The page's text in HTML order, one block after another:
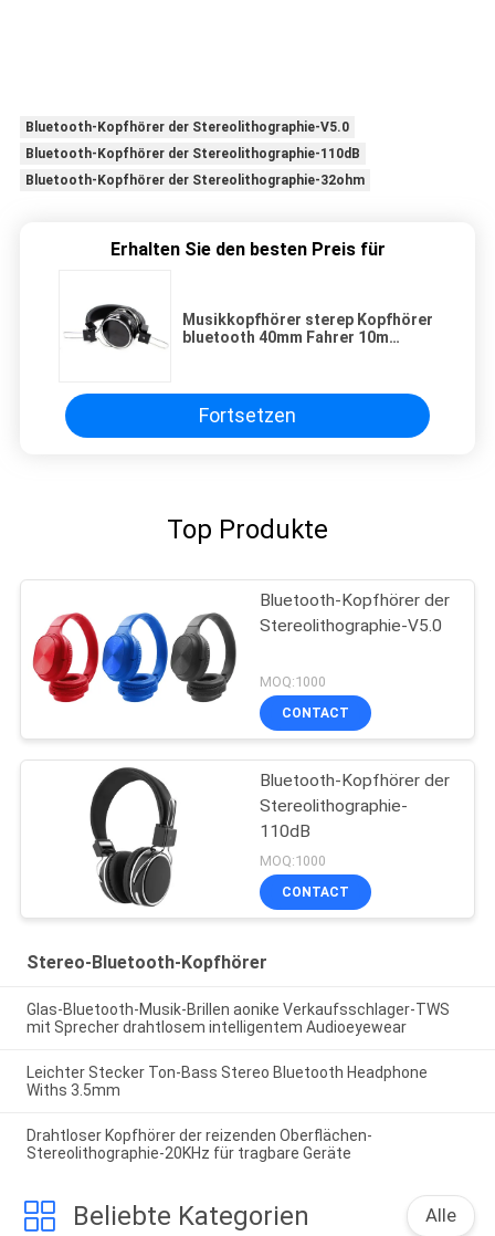
Bluetooth-Kopfhörer der Stereolithographie-V5.0
Bluetooth-Kopfhörer der Stereolithographie-110dB
Bluetooth-Kopfhörer der Stereolithographie-32ohm
Erhalten Sie den besten Preis für
Musikkopfhörer sterep Kopfhörer
bluetooth 40mm Fahrer 10m
Fortsetzen
Top Produkte
Bluetooth-Kopfhörer der
Stereolithographie-V5.0
MOQ:1000
CONTACT
Bluetooth-Kopfhörer der
Stereolithographie-
110dB
MOQ:1000
CONTACT
Stereo-Bluetooth-Kopfhörer
Glas-Bluetooth-Musik-Brillen aonike Verkaufsschlager-TWS
mit Sprecher drahtlosem intelligentem Audioeyewear
Leichter Stecker Ton-Bass Stereo Bluetooth Headphone
Withs 3.5mm
Drahtloser Kopfhörer der reizenden Oberflächen-
Stereolithographie-20KHz für tragbare Geräte
Beliebte Kategorien Alle